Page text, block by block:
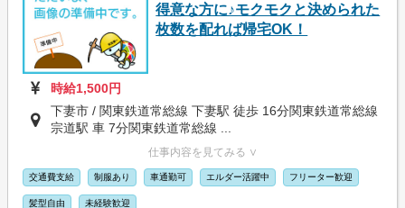
得意な方に♪モクモクと決められた
枚数を配れば帰宅OK！
時給1,500円
下妻市 / 関東鉄道常総線 下妻駅 徒歩 16分関東鉄道常総線
宗道駅 車 7分関東鉄道常総線 ...
仕事内容を見てみる ∨
交通費支給 制服あり 車通勤可 エルダー活躍中 フリーター歓迎
髪型自由 未経験歓迎